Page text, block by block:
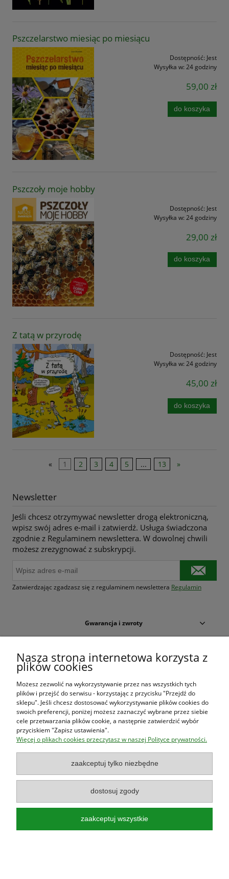
Pszczelarstwo miesiąc po miesiącu
Dostępność: Jest
Wysyłka w: 24 godziny
59,00 zł
do koszyka
Pszczoły moje hobby
Dostępność: Jest
Wysyłka w: 24 godziny
29,00 zł
do koszyka
Z tatą w przyrodę
Dostępność: Jest
Wysyłka w: 24 godziny
45,00 zł
do koszyka
« 1 2 3 4 5 ... 13 »
Newsletter
Jeśli chcesz otrzymywać newsletter drogą elektroniczną,
wpisz swój adres e-mail i zatwierdź. Usługa świadczona
zgodnie z Regulaminem newslettera. W dowolnej chwili
możesz zrezygnować z subskrypcji.
Zatwierdzając zgadzasz się z regulaminem newslettera Regulamin
Gwarancja i zwroty
O firmie
Księgarnia Las Książek www.lasksiazek.pl| Aleje Jerozolimskie
53 (p. 2, lok. 212)| 00-697 Warszawa | 22 290 23 47 | Serdecznie
zapraszamy!
jest czynna od poniedziałku do piątku w godzinach
- 16:00
Najlepsze książki o polskiej przyrodzie!
Nasza strona internetowa korzysta z
plików cookies
Możesz zezwolić na wykorzystywanie przez nas wszystkich tych
plików i przejść do serwisu - korzystając z przycisku "Przejdź do
sklepu". Jeśli chcesz dostosować wykorzystywanie plików cookies do
swoich preferencji, poniżej możesz zaznaczyć wybrane przez siebie
cele przetwarzania plików cookie, a następnie zatwierdzić wybór
przyciskiem "Zapisz ustawienia".
Więcej o plikach cookies przeczytasz w naszej Polityce prywatności.
zaakceptuj tylko niezbędne
dostosuj zgody
zaakceptuj wszystkie